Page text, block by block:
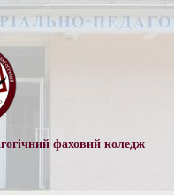
фаховий коледж